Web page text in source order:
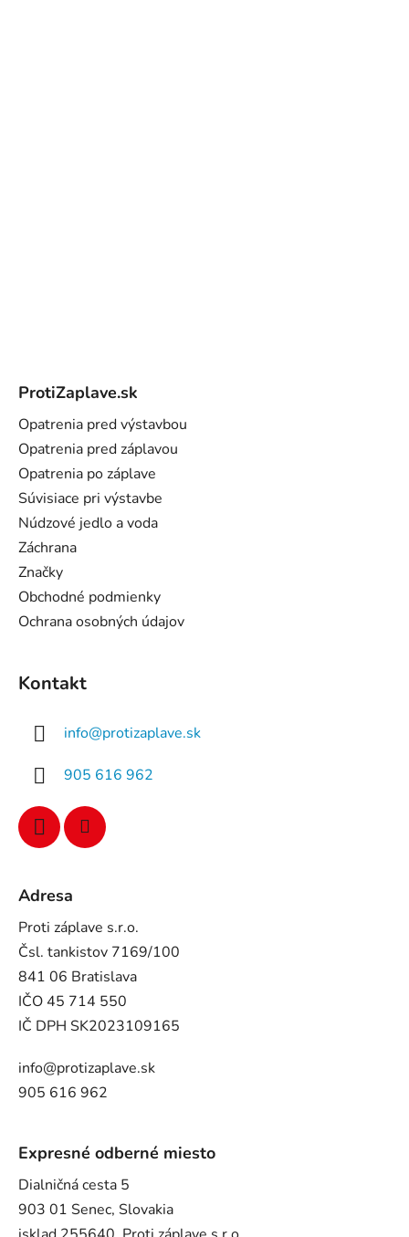
ProtiZaplave.sk
Opatrenia pred výstavbou
Opatrenia pred záplavou
Opatrenia po záplave
Súvisiace pri výstavbe
Núdzové jedlo a voda
Záchrana
Značky
Obchodné podmienky
Ochrana osobných údajov
Kontakt
info@protizaplave.sk
905 616 962
Adresa
Proti záplave s.r.o.
Čsl. tankistov 7169/100
841 06 Bratislava
IČO 45 714 550
IČ DPH SK2023109165
info@protizaplave.sk
905 616 962
Expresné odberné miesto
Dialničná cesta 5
903 01 Senec, Slovakia